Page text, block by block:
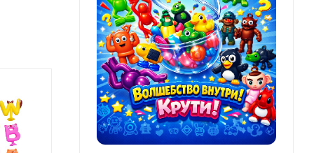
% АКЦИЯ